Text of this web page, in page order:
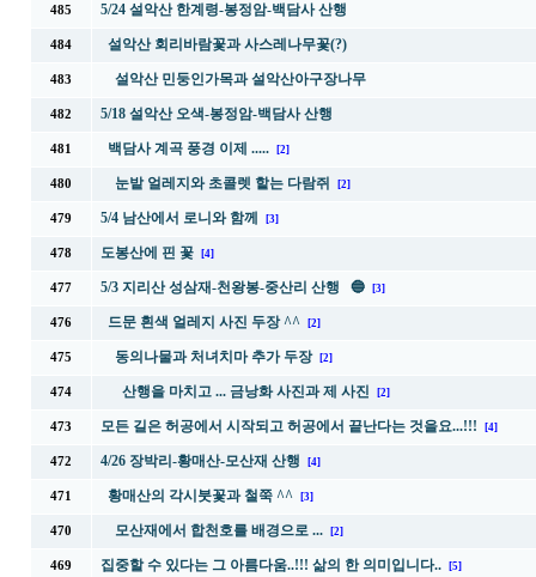
485 5/24 설악산 한계령-봉정암-백담사 산행
484 설악산 회리바람꽃과 사스레나무꽃(?)
483 설악산 민둥인가목과 설악산아구장나무
482 5/18 설악산 오색-봉정암-백담사 산행
481 백담사 계곡 풍경 이제 ..... [2]
480 눈밭 얼레지와 초콜렛 핱는 다람쥐 [2]
479 5/4 남산에서 로니와 함께 [3]
478 도봉산에 핀 꽃 [4]
477 5/3 지리산 성삼재-천왕봉-중산리 산행 🔵 [3]
476 드문 흰색 얼레지 사진 두장 ^^ [2]
475 동의나물과 처녀치마 추가 두장 [2]
474 산행을 마치고 ... 금낭화 사진과 제 사진 [2]
473 모든 길은 허공에서 시작되고 허공에서 끝난다는 것을요...!!! [4]
472 4/26 장박리-황매산-모산재 산행 [4]
471 황매산의 각시붓꽃과 철쭉 ^^ [3]
470 모산재에서 합천호를 배경으로 ... [2]
469 집중할 수 있다는 그 아름다움..!!! 삶의 한 의미입니다.. [5]